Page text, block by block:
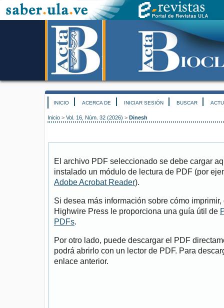
INICIO ACERCA DE INICIAR SESIÓN BUSCAR
Inicio > Vol. 16, Núm. 32 (2026) > Dinesh
El archivo PDF seleccionado se debe cargar
instalado un módulo de lectura de PDF (por
Adobe Acrobat Reader).
Si desea más información sobre cómo
Highwire Press le proporciona una guía útil de
PDFs.
Por otro lado, puede descargar el PDF
podrá abrirlo con un lector de PDF. Para
enlace anterior.